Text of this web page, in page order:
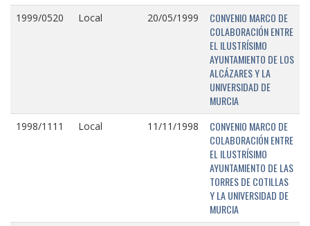
1999/0520 Local 20/05/1999
CONVENIO MARCO DE
COLABORACIÓN ENTRE
EL ILUSTRÍSIMO
AYUNTAMIENTO DE LOS
ALCÁZARES Y LA
UNIVERSIDAD DE
MURCIA
1998/1111 Local 11/11/1998
CONVENIO MARCO DE
COLABORACIÓN ENTRE
EL ILUSTRÍSIMO
AYUNTAMIENTO DE LAS
TORRES DE COTILLAS
Y LA UNIVERSIDAD DE
MURCIA